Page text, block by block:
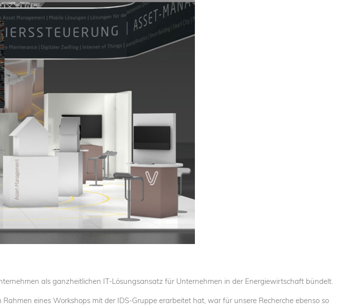
KUNDEN
als ganzheitlichen IT-Lösungsansatz für Unternehmen in der Energiewirtschaft bündelt.
eines Workshops mit der IDS-Gruppe erarbeitet hat, war für unsere Recherche ebenso so